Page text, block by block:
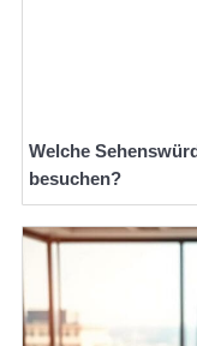
Welche
besuchen?